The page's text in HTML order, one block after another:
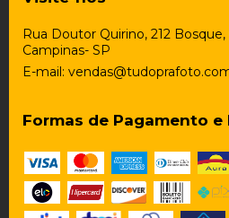
Rua Doutor Quirino, 212
Campinas- SP
E-mail:
Formas de Pagamento e